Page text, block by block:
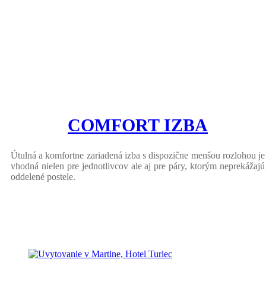
COMFORT IZBA
Útulná a komfortne zariadená izba s dispozične menšou rozlohou je
vhodná nielen pre jednotlivcov ale aj pre páry, ktorým neprekážajú
oddelené postele.